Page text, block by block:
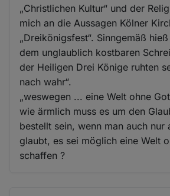
„Christlichen Kultur“ und der
mich an die Aussagen Kölner
„Dreikönigsfest“. Sinngemäß
dem unglaublich kostbaren
der Heiligen Drei Könige ruhten
nach wahr“.
„weswegen ... eine Welt ohne
wie ärmlich muss es um den
bestellt sein, wenn man auch nur
glaubt, es sei möglich eine Welt
schaffen ?